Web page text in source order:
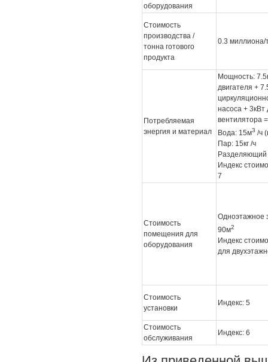
оборудования
Стоимость
производства /
тонна готового
продукта
0.3 миллиона/
Потребляемая
энергия и материал
Мощность:
двигателя +
насоса +
вентилятора
Вода: 15м3 /ч
Пар: 15кг /ч
Разделяющий
Индекс
7
Стоимость
помещения для
оборудования
Одноэтажное
90м2
Индекс
для
Стоимость
установки
Индекс: 5
Стоимость
обслуживания
Индекс: 6